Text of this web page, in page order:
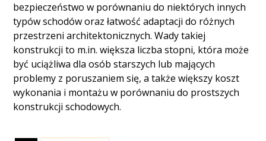
bezpieczeństwo w porównaniu do niektórych innych
typów schodów oraz łatwość adaptacji do różnych
przestrzeni architektonicznych. Wady takiej
konstrukcji to m.in. większa liczba stopni, która może
być uciążliwa dla osób starszych lub mających
problemy z poruszaniem się, a także większy koszt
wykonania i montażu w porównaniu do prostszych
konstrukcji schodowych.